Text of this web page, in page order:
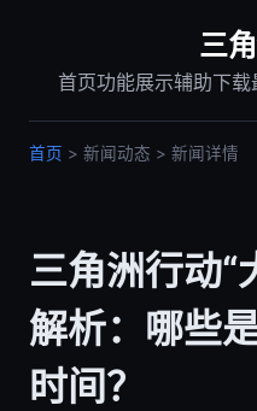
三
首页功能展示辅助下载
首页 > 新闻动态 > 新闻详情
三角洲行动“
解析：哪些
时间？